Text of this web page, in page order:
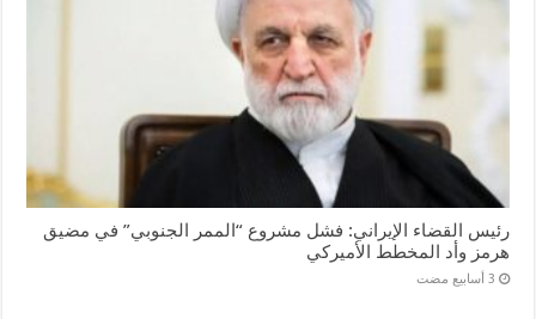
رئيس القضاء الإيراني: فشل مشروع “الممر الجنوبي” في مضيق
هرمز وأد المخطط الأميركي